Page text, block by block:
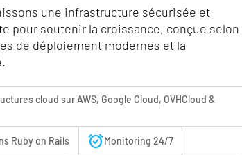
une infrastructure sécurisée et
pour soutenir la croissance, conçue selon
de déploiement modernes et la
cloud sur AWS, Google Cloud, OVHCloud &
Ruby on Rails alarm_onMonitoring 24/7